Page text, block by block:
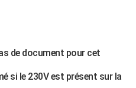
de document pour cet
si le 230V est présent sur la